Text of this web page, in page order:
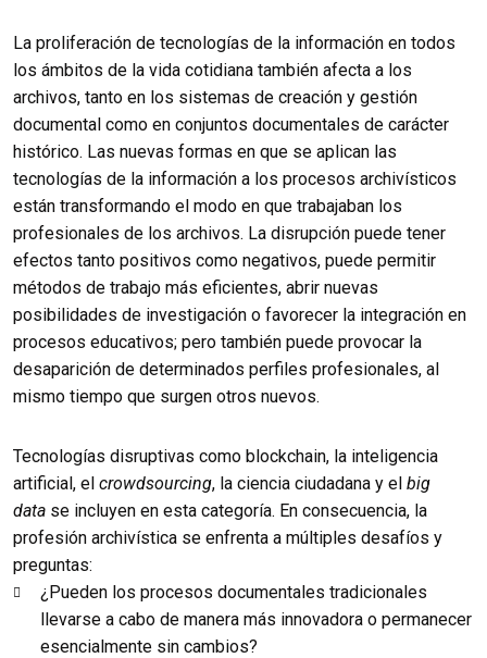
La proliferación de tecnologías de la información en todos
los ámbitos de la vida cotidiana también afecta a los
archivos, tanto en los sistemas de creación y gestión
documental como en conjuntos documentales de carácter
histórico. Las nuevas formas en que se aplican las
tecnologías de la información a los procesos archivísticos
están transformando el modo en que trabajaban los
profesionales de los archivos. La disrupción puede tener
efectos tanto positivos como negativos, puede permitir
métodos de trabajo más eficientes, abrir nuevas
posibilidades de investigación o favorecer la integración en
procesos educativos; pero también puede provocar la
desaparición de determinados perfiles profesionales, al
mismo tiempo que surgen otros nuevos.
Tecnologías disruptivas como blockchain, la inteligencia
artificial, el crowdsourcing, la ciencia ciudadana y el big
data se incluyen en esta categoría. En consecuencia, la
profesión archivística se enfrenta a múltiples desafíos y
preguntas:
¿Pueden los procesos documentales tradicionales
llevarse a cabo de manera más innovadora o permanecer
esencialmente sin cambios?